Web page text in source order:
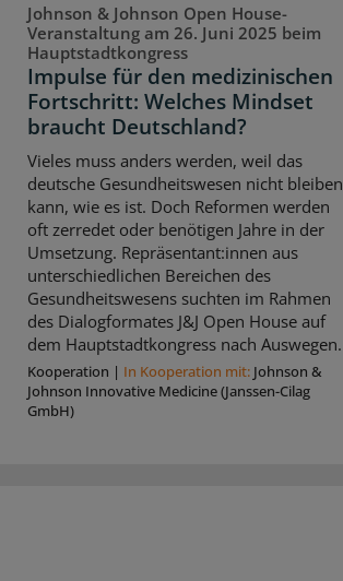
Johnson & Johnson Open House-
Veranstaltung am 26. Juni 2025 beim
Hauptstadtkongress
Impulse für den medizinischen
Fortschritt: Welches Mindset
braucht Deutschland?
Vieles muss anders werden, weil das
deutsche Gesundheitswesen nicht bleiben
kann, wie es ist. Doch Reformen werden
oft zerredet oder benötigen Jahre in der
Umsetzung. Repräsentant:innen aus
unterschiedlichen Bereichen des
Gesundheitswesens suchten im Rahmen
des Dialogformates J&J Open House auf
dem Hauptstadtkongress nach Auswegen.
Kooperation | In Kooperation mit: Johnson &
Johnson Innovative Medicine (Janssen-Cilag
GmbH)